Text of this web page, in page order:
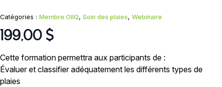
Catégories : Membre OIIQ, Soin des plaies, Webinaire
199,00 $
Cette formation permettra aux participants de :
Évaluer et classifier adéquatement les différents types de
plaies